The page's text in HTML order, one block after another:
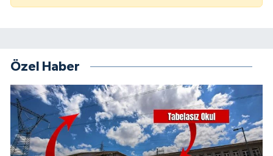
Özel Haber